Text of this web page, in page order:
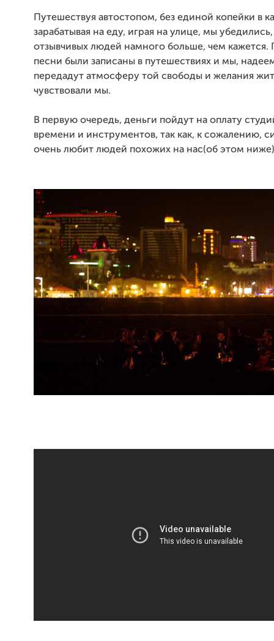
Путешествуя автостопом, без единой копейки в
зарабатывая на еду, играя на улице, мы
отзывчивых людей намного больше, чем кажется.
песни были записаны в путешествиях и мы,
передадут атмосферу той свободы и желания
чувствовали мы.
В первую очередь, деньги пойдут на оплату
времени и инструментов, так как, к сожалению,
очень любит людей похожих на нас(об этом